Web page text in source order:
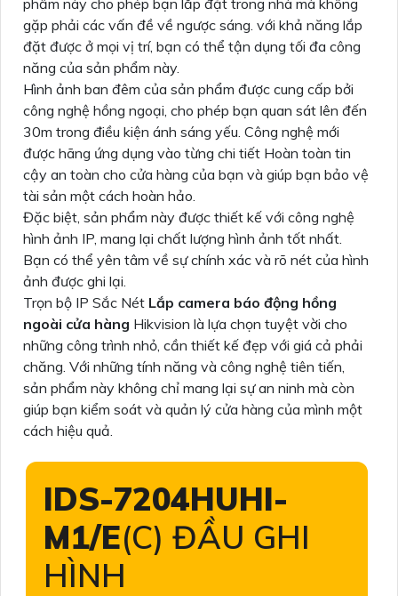
gặp phải các vấn đề về ngược sáng. với khả năng lắp
đặt được ở mọi vị trí, bạn có thể tận dụng tối đa công
năng của sản phẩm này.
Hình ảnh ban đêm của sản phẩm được cung cấp bởi
công nghệ hồng ngoại, cho phép bạn quan sát lên đến
30m trong điều kiện ánh sáng yếu. Công nghệ mới
được hãng ứng dụng vào từng chi tiết Hoàn toàn tin
cậy an toàn cho cửa hàng của bạn và giúp bạn bảo vệ
tài sản một cách hoàn hảo.
Đặc biệt, sản phẩm này được thiết kế với công nghệ
hình ảnh IP, mang lại chất lượng hình ảnh tốt nhất.
Bạn có thể yên tâm về sự chính xác và rõ nét của hình
ảnh được ghi lại.
Trọn bộ IP Sắc Nét Lắp camera báo động hồng
ngoài cửa hàng Hikvision là lựa chọn tuyệt vời cho
những công trình nhỏ, cần thiết kế đẹp với giá cả phải
chăng. Với những tính năng và công nghệ tiên tiến,
sản phẩm này không chỉ mang lại sự an ninh mà còn
giúp bạn kiểm soát và quản lý cửa hàng của mình một
cách hiệu quả.
IDS-7204HUHI-
M1/E(C) ĐẦU GHI
HÌNH